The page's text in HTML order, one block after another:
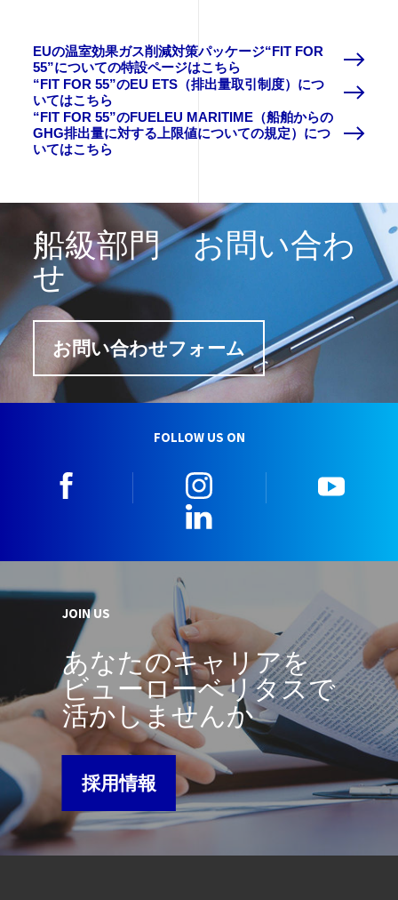
EUの温室効果ガス削減対策パッケージ“FIT FOR
55”についての特設ページはこちら
“FIT FOR 55”のEU ETS（排出量取引制度）につ
いてはこちら
“FIT FOR 55”のFUELEU MARITIME（船舶からの
GHG排出量に対する上限値についての規定）につ
いてはこちら
船級部門 お問い合わ
せ
お問い合わせフォーム
FOLLOW US ON
JOIN US
あなたのキャリアを
ビューローベリタスで
活かしませんか
採用情報